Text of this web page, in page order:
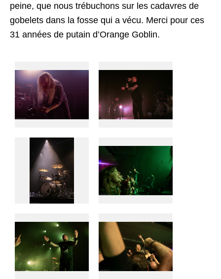
peine, que nous trébuchons sur les cadavres de
gobelets dans la fosse qui a vécu. Merci pour ces
31 années de putain d’Orange Goblin.